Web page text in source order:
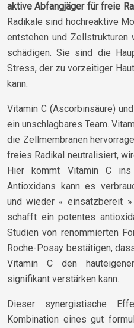
aktive Abfangjäger für freie
Radikale sind hochreaktive
entstehen und
schädigen. Sie sind die
Stress, der zu vorzeitiger
kann.
Vitamin C (Ascorbinsäure)
ein unschlagbares Team.
die Zellmembranen
freies Radikal neutralisiert,
Hier kommt Vitamin C
Antioxidans kann es
und wieder « einsatzbereit »
schafft ein potentes
Studien von renommierten
Roche-Posay bestätigen,
Vitamin C den
signifikant verstärken kann.
Dieser synergistische
Kombination eines gut